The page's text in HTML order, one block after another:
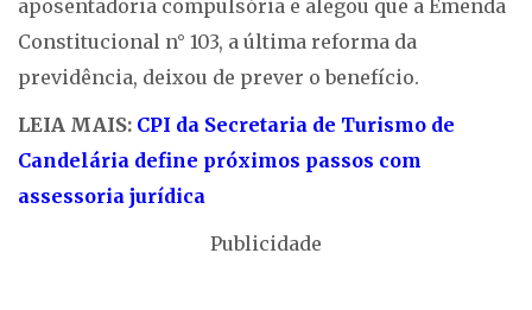
aposentadoria compulsória e alegou que a Emenda
Constitucional n° 103, a última reforma da
previdência, deixou de prever o benefício.
LEIA MAIS: CPI da Secretaria de Turismo de
Candelária define próximos passos com
assessoria jurídica
Publicidade